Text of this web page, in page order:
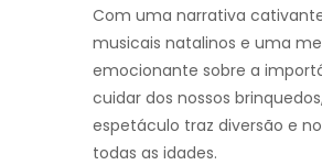
Com uma narrativa
musicais natalinos e uma
emocionante sobre a
cuidar dos nossos
espetáculo traz diversão e
todas as idades.